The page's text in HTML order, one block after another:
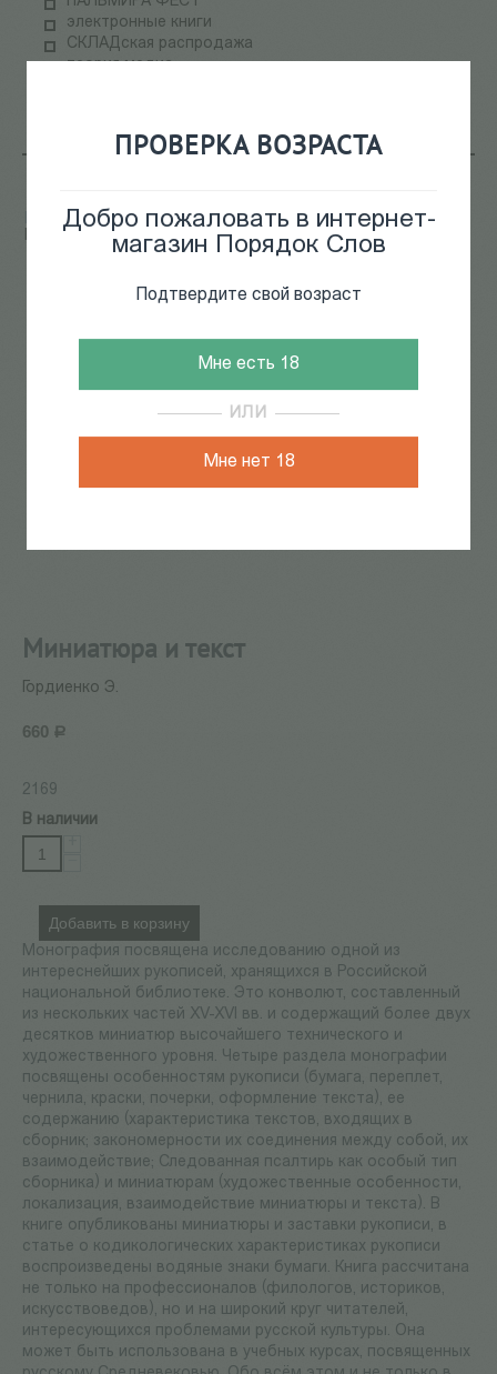
ПРОВЕРКА ВОЗРАСТА
Добро пожаловать в интернет-
магазин Порядок Слов
Подтвердите свой возраст
Мне есть 18
ИЛИ
Мне нет 18
электронные книги
СКЛАДская распродажа
теория медиа
Главная / КАТАЛОГ КНИГ / искусствоведение /
Миниатюра и текст
Миниатюра и текст
Гордиенко Э.
660 Р
2169
В наличии
Добавить в корзину
Монография посвящена исследованию одной из
интереснейших рукописей, хранящихся в Российской
национальной библиотеке. Это конволют, составленный
из нескольких частей XV-XVI вв. и содержащий более двух
десятков миниатюр высочайшего технического и
художественного уровня. Четыре раздела монографии
посвящены особенностям рукописи (бумага, переплет,
чернила, краски, почерки, оформление текста), ее
содержанию (характеристика текстов, входящих в
сборник; закономерности их соединения между собой, их
взаимодействие; Следованная псалтирь как особый тип
сборника) и миниатюрам (художественные особенности,
локализация, взаимодействие миниатюры и текста). В
книге опубликованы миниатюры и заставки рукописи, в
статье о кодикологических характеристиках рукописи
воспроизведены водяные знаки бумаги. Книга рассчитана
не только на профессионалов (филологов, историков,
искусствоведов), но и на широкий круг читателей,
интересующихся проблемами русской культуры. Она
может быть использована в учебных курсах, посвященных